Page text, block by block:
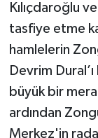
Kılıçdaroğlu
tasfiye etme
hamlelerin
Devrim
büyük bir
ardından
Merkez'in